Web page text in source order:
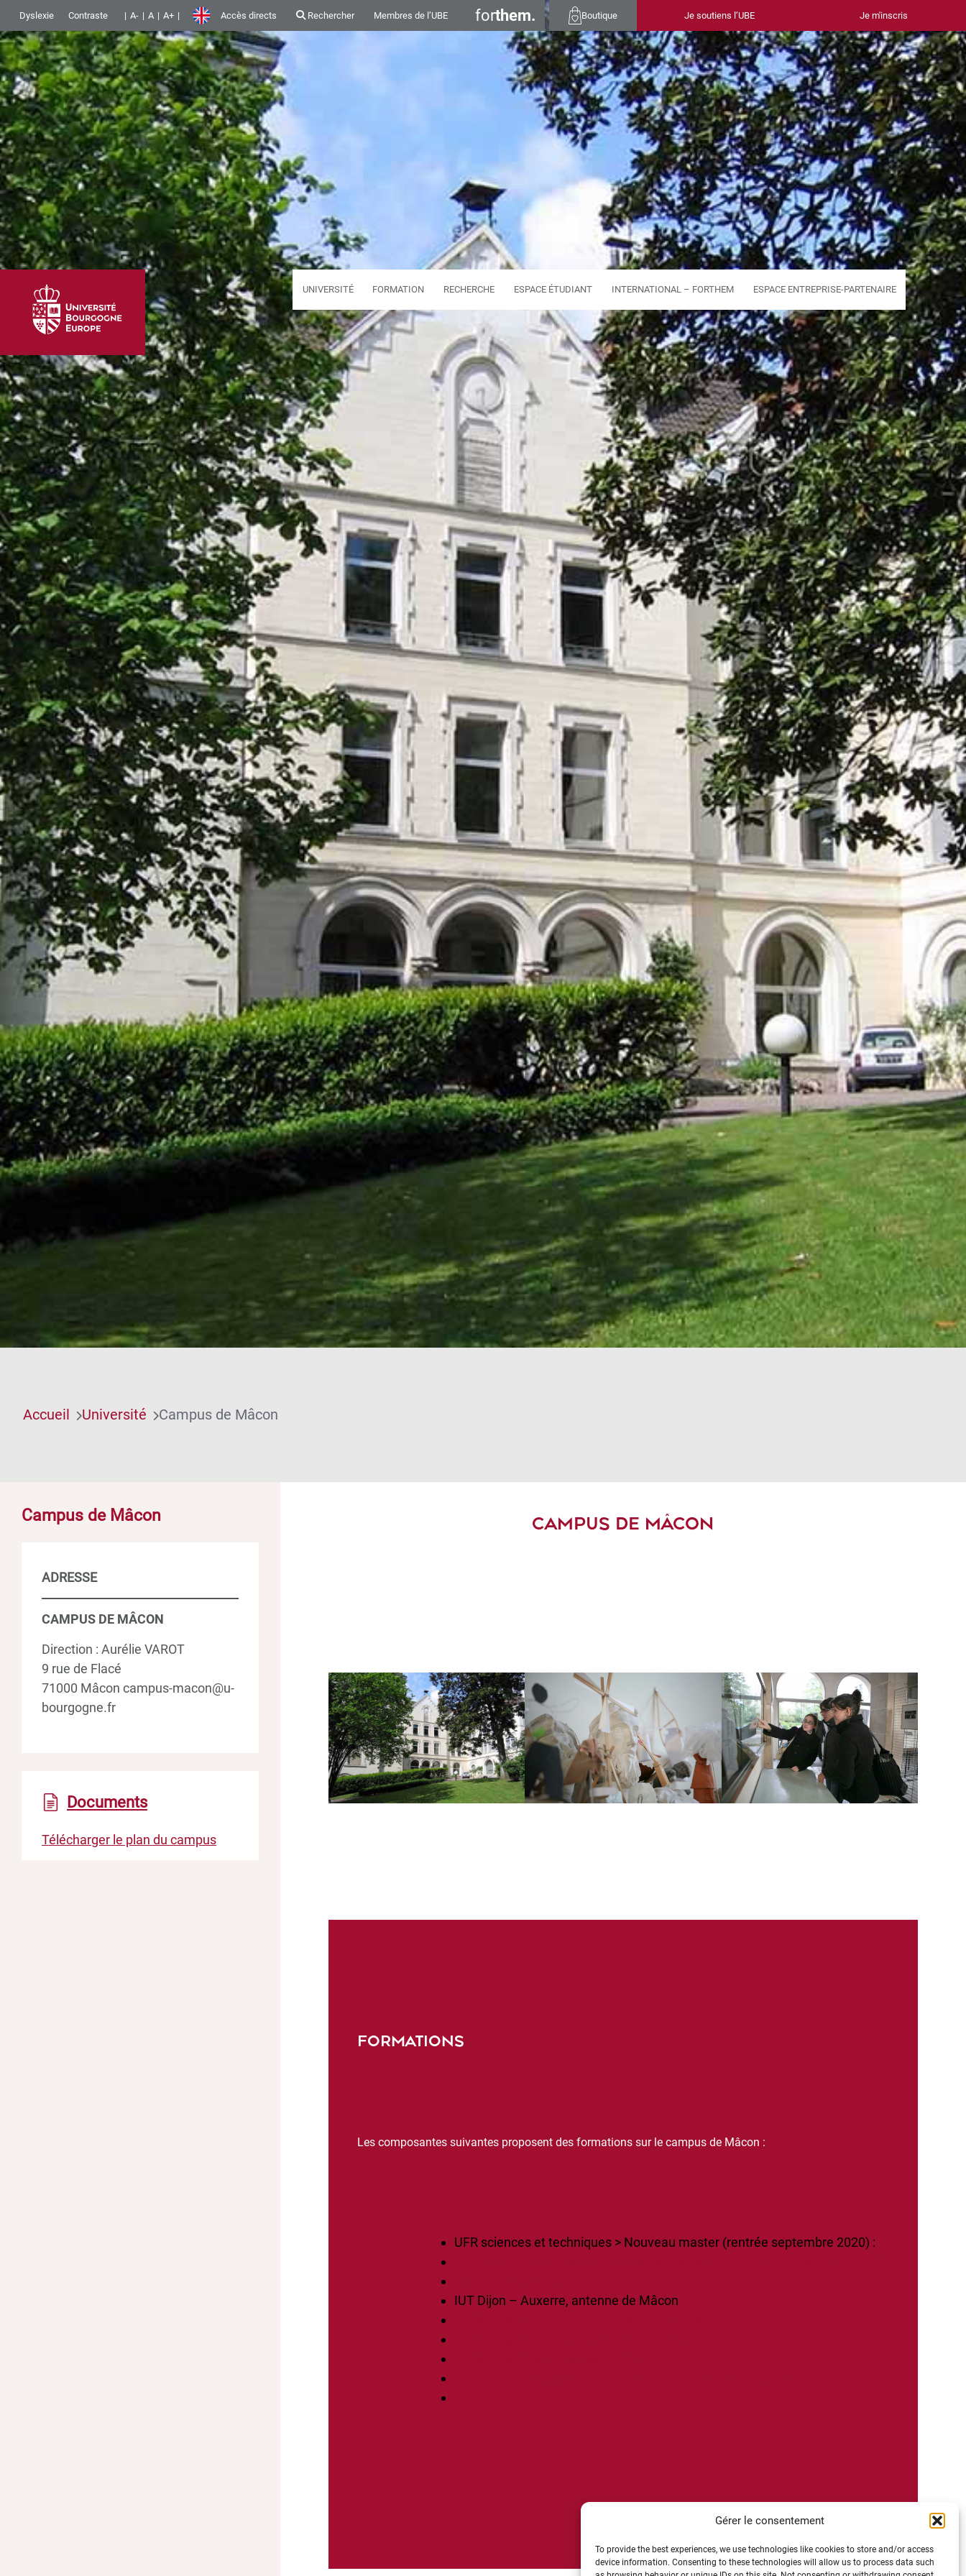
Gérer le consentement
To provide the best experiences, we use technologies like cookies to store and/or access
device information. Consenting to these technologies will allow us to process data such
Dyslexie Contraste A- A A+ Accès directs Rechercher Membres de l’UBE forthem. Boutique Je soutiens l’UBE Je m'inscris
UNIVERSITÉ FORMATION RECHERCHE ESPACE ÉTUDIANT INTERNATIONAL – FORTHEM ESPACE ENTREPRISE-PARTENAIRE
Accueil Université Campus de Mâcon
Campus de Mâcon
ADRESSE
CAMPUS DE MÂCON
Direction : Aurélie VAROT
9 rue de Flacé
71000 Mâcon campus-macon@u-
bourgogne.fr
Documents
Télécharger le plan du campus
CAMPUS DE MÂCON
FORMATIONS
Les composantes suivantes proposent des formations sur le campus de Mâcon :
UFR sciences et techniques > Nouveau master (rentrée septembre 2020) :
IUT Dijon – Auxerre, antenne de Mâcon